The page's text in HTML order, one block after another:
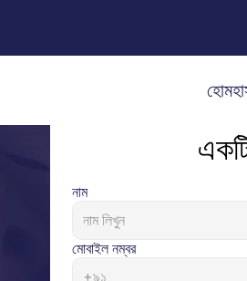
হোম
নাম
মোবাইল নম্বর